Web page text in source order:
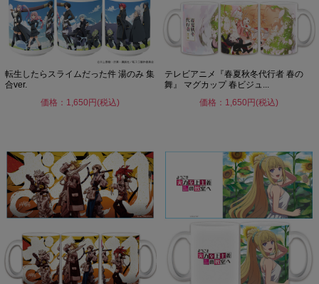
転生したらスライムだった件 湯のみ 集
合ver.
価格：1,650円(税込)
テレビアニメ『春夏秋冬代行者 春の
舞』 マグカップ 春ビジュ...
価格：1,650円(税込)